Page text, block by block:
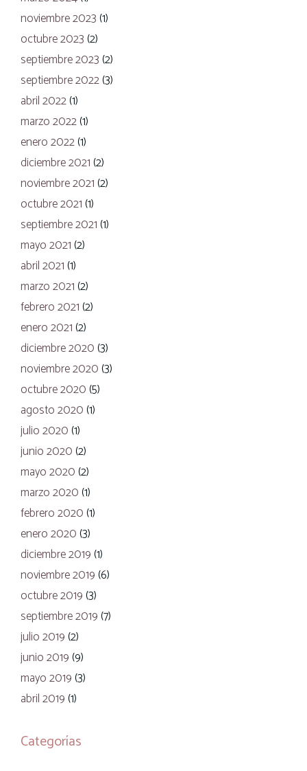
noviembre 2023 (1)
octubre 2023 (2)
septiembre 2023 (2)
septiembre 2022(3)
abril 2022(1)
marzo 2022(1)
enero 2022(1)
diciembre 2021 (2)
noviembre 2021 (2)
octubre 2021 (1)
septiembre 2021 (1)
mayo 2021 (2)
abril 2021 (1)
marzo 2021 (2)
febrero 2021 (2)
enero 2021 (2)
diciembre 2020 (3)
noviembre 2020 (3)
octubre 2020 (5)
agosto 2020 (1)
julio 2020 (1)
junio 2020 (2)
mayo 2020 (2)
marzo 2020 (1)
febrero 2020 (1)
enero 2020 (3)
diciembre 2019 (1)
noviembre 2019 (6)
octubre 2019 (3)
septiembre 2019 (7)
julio 2019 (2)
junio 2019 (9)
mayo 2019 (3)
abril 2019 (1)
Categorías